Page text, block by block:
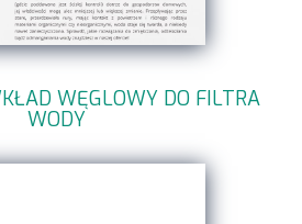
WĘGLOWY DO FILTRA
WODY